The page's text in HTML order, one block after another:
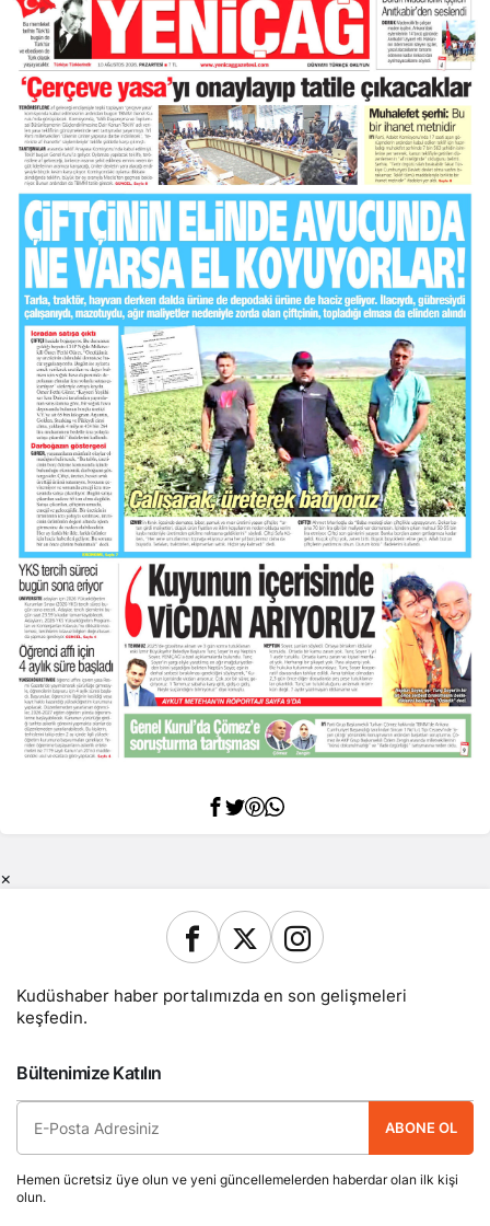
×
Kudüshaber haber portalımızda en son gelişmeleri
keşfedin.
Bültenimize Katılın
ABONE OL
Hemen ücretsiz üye olun ve yeni güncellemelerden haberdar olan ilk kişi
olun.